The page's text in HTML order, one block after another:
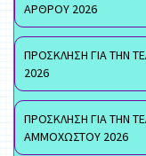
ΑΡΘΡΟΥ 2026
ΠΡΟΣΚΛΗΣΗ ΓΙΑ ΤΗΝ
2026
ΠΡΟΣΚΛΗΣΗ ΓΙΑ ΤΗΝ
ΑΜΜΟΧΩΣΤΟΥ 2026